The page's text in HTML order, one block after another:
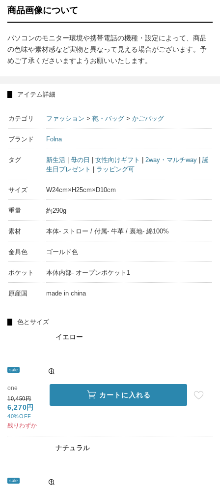
商品画像について
パソコンのモニター環境や携帯電話の機種・設定によって、商品
の色味や素材感など実物と異なって見える場合がございます。予
めご了承くださいますようお願いいたします。
アイテム詳細
カテゴリ ファッション > 鞄・バッグ > かごバッグ
ブランド Folna
タグ 新生活 母の日 女性向けギフト 2way・マルチway
誕
生日プレゼント
ラッピング可
サイズ W24cm×H25cm×D10cm
重量 約290g
素材 本体- ストロー / 付属- 牛革 / 裏地- 綿100%
金具色 ゴールド色
ポケット 本体内部- オープンポケット1
原産国 made in china
色とサイズ
sale
イエロー
one
10,450円
6,270円
40%OFF
残りわずか
カートに入れる
sale
ナチュラル